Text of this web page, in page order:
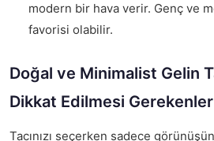
modern bir hava verir. Genç ve
favorisi olabilir.
Doğal ve Minimalist Gelin
Dikkat Edilmesi Gerekenler
Tacınızı seçerken sadece